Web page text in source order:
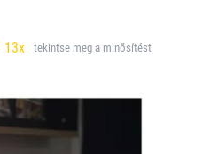
13x tekintse meg a minősítést